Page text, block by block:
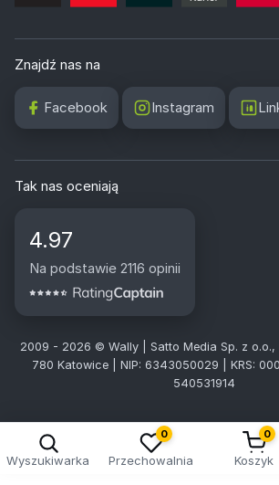
Znajdź nas na
Facebook Instagram
Tak nas oceniają
4.97
Na podstawie 2116 opinii
2009 - 2026 © Wally | Satto Media Sp. z
780 Katowice | NIP: 6343050029 | KRS:
540531914
Wyszukiwarka
0
Przechowalnia
0
Koszyk